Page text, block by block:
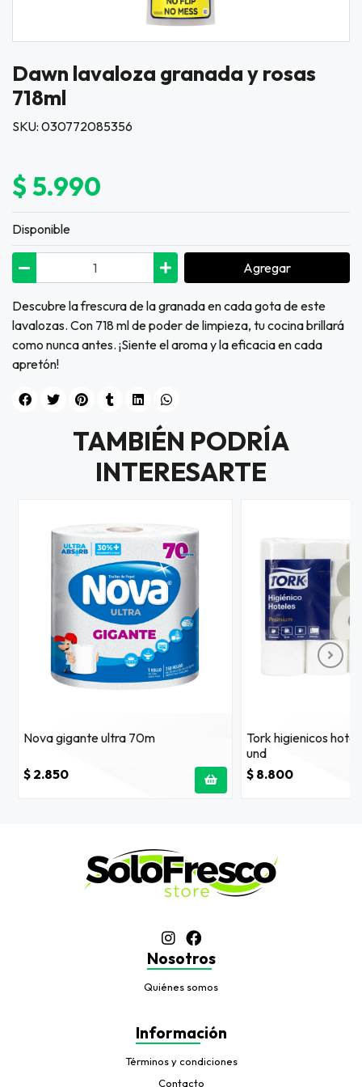
Dawn lavaloza granada y rosas
718ml
SKU: 030772085356
$ 5.990
Disponible
Agregar
Descubre la frescura de la granada en cada gota de este
lavalozas. Con 718 ml de poder de limpieza, tu cocina brillará
como nunca antes. ¡Siente el aroma y la eficacia en cada
apretón!
TAMBIÉN PODRÍA
INTERESARTE
Nova gigante ultra 70m
$ 2.850
Tork higienicos
und
$ 8.800
Nosotros
Quiénes somos
Información
Términos y condiciones
Contacto